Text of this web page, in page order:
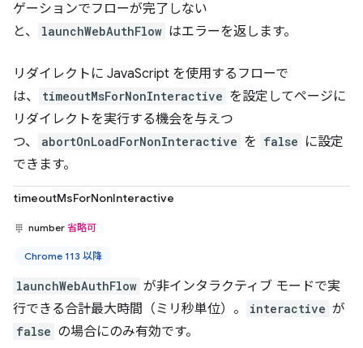
ゲーションでフローが完了しない
と、
launchWebAuthFlow はエラーを返します。
リダイレクトに JavaScript を使用するフローで
は、
timeoutMsForNonInteractive を設定してページに
リダイレクトを実行する機会を与えつ
つ、
abortOnLoadForNonInteractive を false に設定
できます。
timeoutMsForNonInteractive
number 省略可
Chrome 113 以降
launchWebAuthFlow が非インタラクティブ モードで実
行できる合計最大時間（ミリ秒単位）。
interactive が
false の場合にのみ有効です。